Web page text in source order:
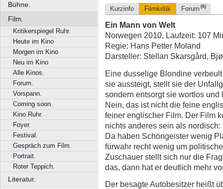
Bühne.
Film.
Kritikerspiegel Ruhr.
Heute im Kino
Morgen im Kino
Neu im Kino
Alle Kinos.
Forum.
Vorspann.
Coming soon.
Kino.Ruhr.
Foyer.
Festival.
Gespräch zum Film.
Portrait.
Roter Teppich.
Literatur.
Kurzinfo Filmkritik Forum (6)
Ein Mann von Welt
Norwegen 2010, Laufzeit: 107
Regie: Hans Petter Moland
Darsteller: Stellan Skarsgård,
Eine dusselige Blondine
sie aussteigt, stellt sie der
sondern entsorgt sie wortlos
Nein, das ist nicht die feine
feiner englischer Film. Der Film
nichts anderes sein als
Da haben Schöngeister wenig
fürwahr recht wenig um
Zuschauer stellt sich nur die
das, dann hat er deutlich mehr
Der besagte Autobesitzer heißt